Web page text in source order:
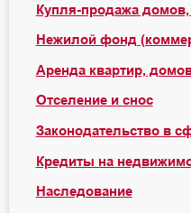
Купля-продажа
Нежилой фонд
Аренда квартир,
Отселение и снос
Законодательство в
Кредиты на
Наследование